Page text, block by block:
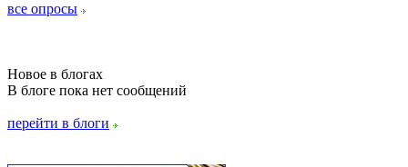
все опросы
Новое в блогах
В блоге пока нет сообщений
перейти в блоги